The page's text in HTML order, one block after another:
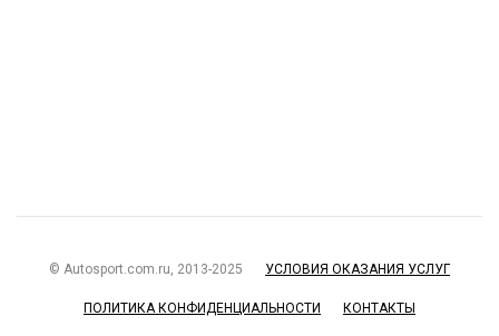
© Autosport.com.ru, 2013-2025 УСЛОВИЯ ОКАЗАНИЯ УСЛУГ
ПОЛИТИКА КОНФИДЕНЦИАЛЬНОСТИ КОНТАКТЫ